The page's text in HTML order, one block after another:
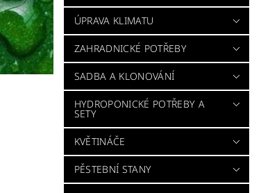
ÚPRAVA KLIMATU
ZAHRADNICKÉ POTŘEBY
SADBA A KLONOVÁNÍ
HYDROPONICKÉ POTŘEBY A
SETY
KVĚTINÁČE
PĚSTEBNÍ STANY